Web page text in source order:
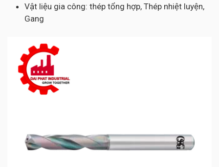
Vật liệu gia công: thép tổng hợp, Thép nhiệt luyện,
Gang